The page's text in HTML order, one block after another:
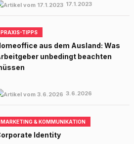
17.1.2023
PRAXIS-TIPPS
aus dem Ausland: Was
unbedingt beachten
3.6.2026
MARKETING & KOMMUNIKATION
Identity